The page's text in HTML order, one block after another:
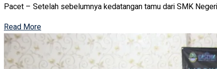
Pacet – Setelah sebelumnya kedatangan tamu dari SMK
Read More